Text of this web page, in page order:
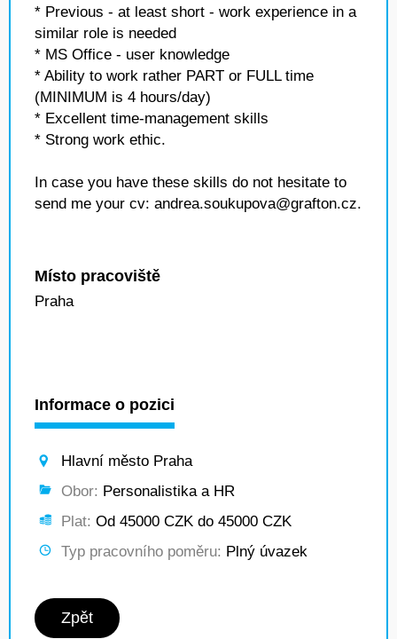
* Previous - at least short - work experience in a
similar role is needed
* MS Office - user knowledge
* Ability to work rather PART or FULL time
(MINIMUM is 4 hours/day)
* Excellent time-management skills
* Strong work ethic.
In case you have these skills do not hesitate to
send me your cv: andrea.soukupova@grafton.cz.
Místo pracoviště
Praha
Informace o pozici
Hlavní město Praha
Obor: Personalistika a HR
Plat: Od 45000 CZK do 45000 CZK
Typ pracovního poměru: Plný úvazek
Zpět